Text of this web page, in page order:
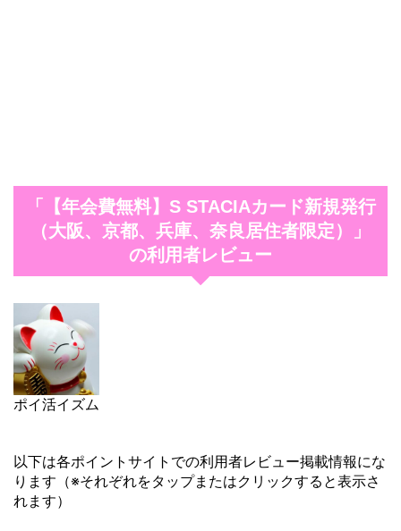
「【年会費無料】S STACIAカード新規発行
（大阪、京都、兵庫、奈良居住者限定）」
の利用者レビュー
ポイ活イズム
以下は各ポイントサイトでの利用者レビュー掲載情報にな
ります（※それぞれをタップまたはクリックすると表示さ
れます）